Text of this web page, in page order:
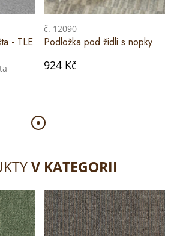
- TLE
č. 12090
Podložka pod židli s nopky
924 Kč
V KATEGORII